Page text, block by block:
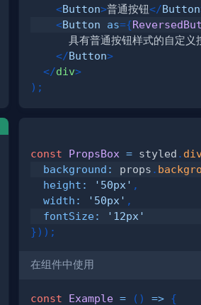
<Button>普通按钮</Button
<Button as={
</Button>
</div>
) ;
const PropsBox = styled .
background : props .
height : '50px' ,
width : '50px' ,
fontSize:
'12px'
}) ) ;
在组件中使用
const Example = ( ) => {